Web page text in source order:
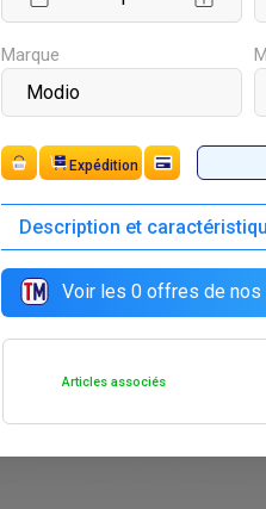
Marque
Paiement
Description et
Voir les 0 offres de nos
Articles associés